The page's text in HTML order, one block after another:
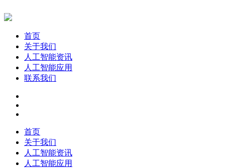
首页
关于我们
人工智能资讯
人工智能应用
联系我们
首页
关于我们
人工智能资讯
人工智能应用